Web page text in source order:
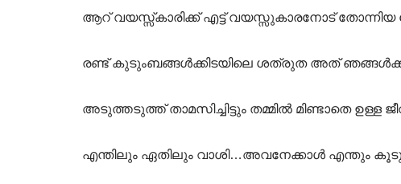
ആറ് വയസ്സ്കാരിക്ക് എട്ട് വയസ്സുകാരനോട് തോന്നിയ
രണ്ട് കുടുംബങ്ങള്‍ക്കിടയിലെ ശത്രുത അത്
അടുത്തടുത്ത് താമസിച്ചിട്ടും തമ്മില്‍ മിണ്ടാതെ ഉള്ള
എന്തിലും ഏതിലും വാശി…അവനേക്കാള്‍ എന്തും